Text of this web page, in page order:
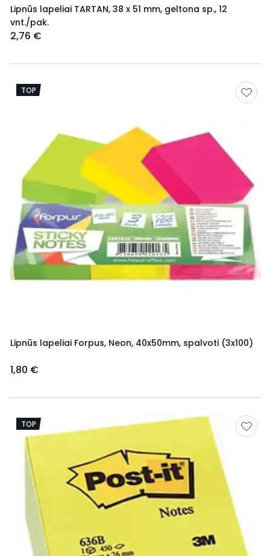
Lipnūs lapeliai TARTAN, 38 x 51 mm, geltona sp., 12
vnt./pak.
2,76 €
TOP
Lipnūs lapeliai Forpus, Neon, 40x50mm, spalvoti (3x100)
1,80 €
TOP